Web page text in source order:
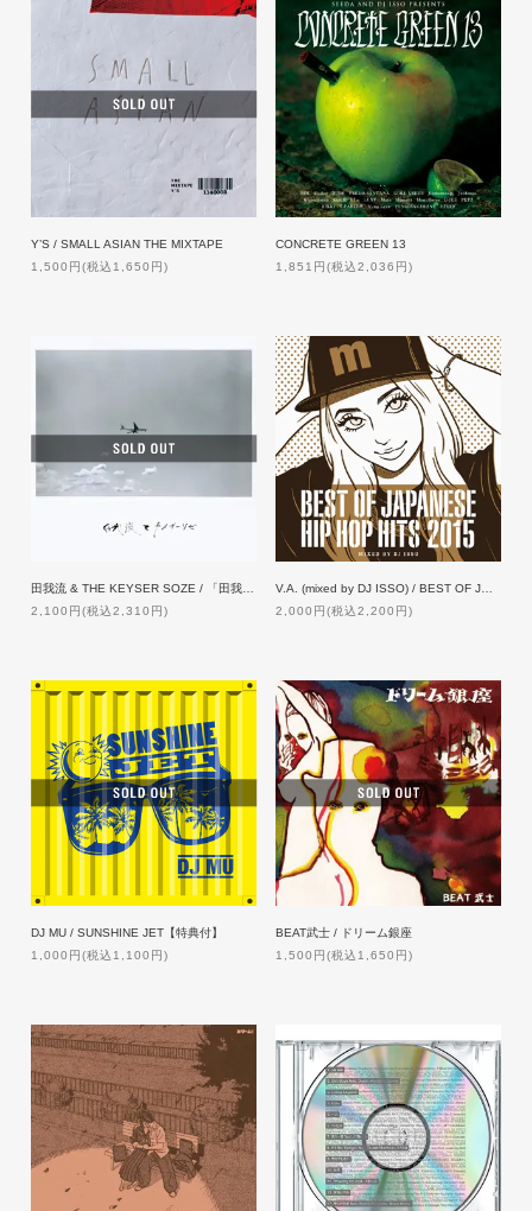
Y’S / SMALL ASIAN THE MIXTAPE
1,500円(税込1,650円)
CONCRETE GREEN 13
1,851円(税込2,036円)
2,100円(税込2,310円)
2,000円(税込2,200円)
DJ MU / SUNSHINE JET【特典付】
1,000円(税込1,100円)
BEAT武士 / ドリーム銀座
1,500円(税込1,650円)